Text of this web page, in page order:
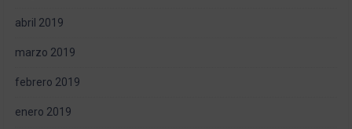
abril 2019
marzo 2019
febrero 2019
enero 2019